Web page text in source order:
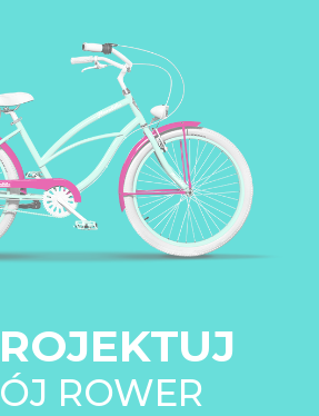
ROWER